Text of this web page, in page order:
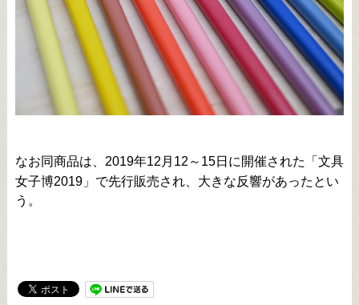
なお同商品は、2019年12月12～15日に開催された「文具
女子博2019」で先行販売され、大きな反響があったとい
う。